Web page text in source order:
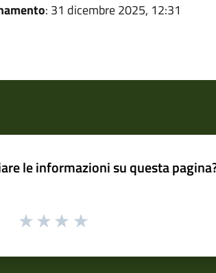
: 31 dicembre 2025, 12:31
le informazioni su questa